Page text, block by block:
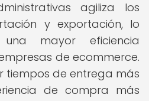
agiliza los
y exportación, lo
mayor eficiencia
de ecommerce.
tiempos de entrega más
de compra más